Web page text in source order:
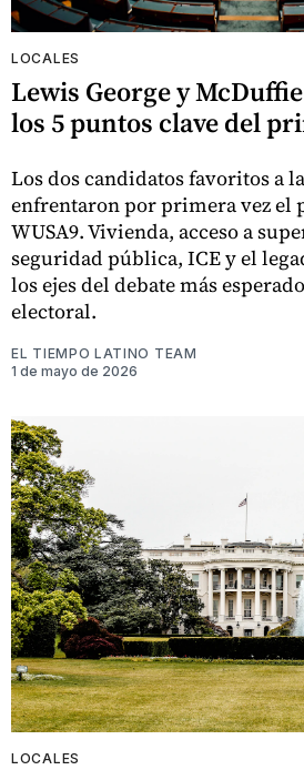
LOCALES
Lewis George y
los 5 puntos clave del
Los dos candidatos favoritos a
enfrentaron por primera vez el
WUSA9. Vivienda, acceso a
seguridad pública, ICE y el
los ejes del debate más
electoral.
EL TIEMPO LATINO TEAM
1 de mayo de 2026
LOCALES